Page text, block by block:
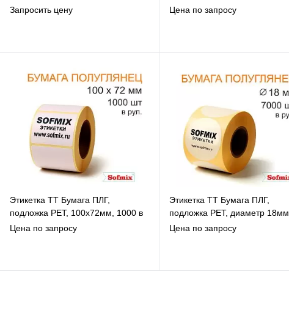
рул, вт76, 13115
Запросить цену
В избранное
К сравнению
Под заказ
7000 в рул, вт40, 13115
Цена по запросу
В избранное
К сравнению
Под заказ
Этикетка ТТ Бумага ПЛГ,
подложка РЕТ, 100х72мм, 1000 в
рул, вт40, 13115
Цена по запросу
Этикетка ТТ Бумага ПЛГ,
подложка РЕТ, диаметр 18мм,
7000 в рул, вт76, 13115
Цена по запросу